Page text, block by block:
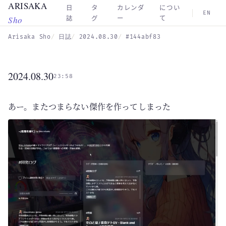
Skip to main content
ARISAKA
Sho
日
誌
タ
グ
カレンダ
ー
につい
て
EN
Arisaka Sho 日誌 2024.08.30 #144abf83
2024.08.3023:58
あー。またつまらない傑作を作ってしまった